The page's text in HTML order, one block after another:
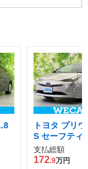
トヨタ プリ
S セーフティ
支払総額
172.9万円